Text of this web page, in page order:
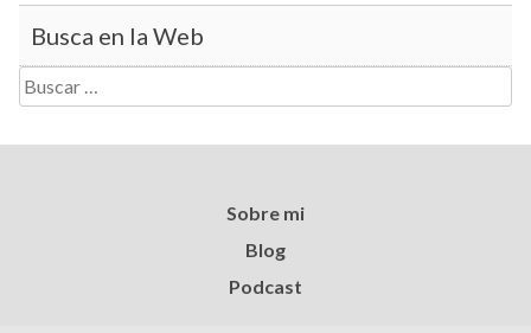
Busca en la Web
Buscar:
Sobre mi
Blog
Podcast